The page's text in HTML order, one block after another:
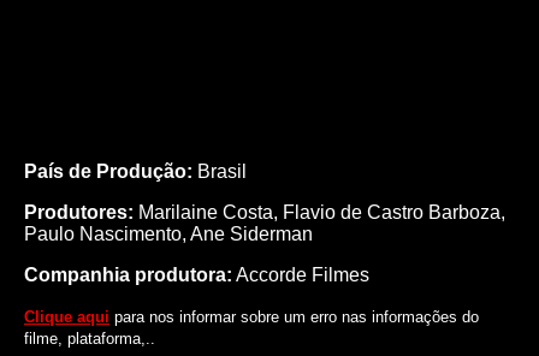
País de Produção: Brasil
Produtores: Marilaine Costa, Flavio de Castro Barboza,
Paulo Nascimento, Ane Siderman
Companhia produtora: Accorde Filmes
Clique aqui para nos informar sobre um erro nas informações do
filme, plataforma,..